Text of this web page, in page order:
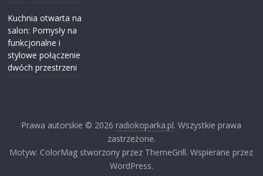
Kuchnia otwarta na
salon: Pomysły na
funkcjonalne i
stylowe połączenie
dwóch przestrzeni
Prawa autorskie © 2026 radiokoparka.pl. Wszystkie prawa
zastrzeżone.
Motyw: ColorMag stworzony przez ThemeGrill. Wspierane przez
WordPress.